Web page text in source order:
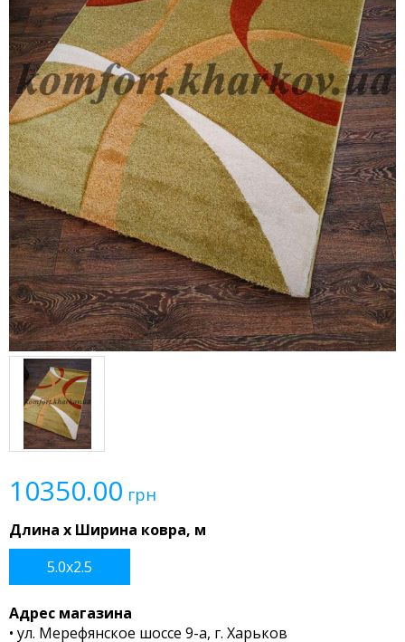
10350.00 грн
Длина x Ширина ковра, м
5.0x2.5
Адрес магазина
• ул. Мерефянское шоссе 9-а, г. Харьков